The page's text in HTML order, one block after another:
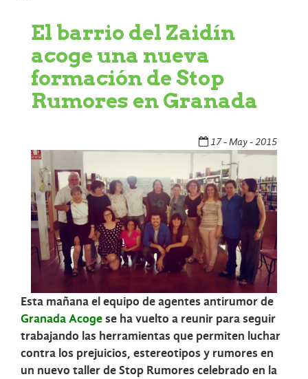
El barrio del Zaidín
acoge una nueva
formación de Stop
Rumores en Granada
17 - May - 2015
Esta mañana el equipo de agentes antirumor de
Granada Acogese ha vuelto a reunir para seguir
trabajando las herramientas que permiten luchar
contra los prejuicios, estereotipos y rumores en
un nuevo taller de Stop Rumores celebrado en la